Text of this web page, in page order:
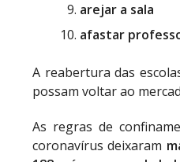
arejar a sala
afastar
A reabertura das
possam voltar ao
As regras de
coronavírus deixaram